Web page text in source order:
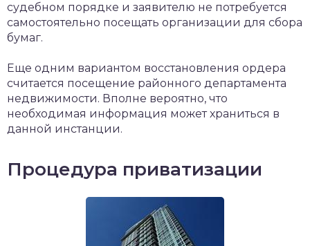
судебном порядке и заявителю не потребуется
самостоятельно посещать организации для сбора
бумаг.
Еще одним вариантом восстановления ордера
считается посещение районного департамента
недвижимости. Вполне вероятно, что
необходимая информация может храниться в
данной инстанции.
Процедура приватизации